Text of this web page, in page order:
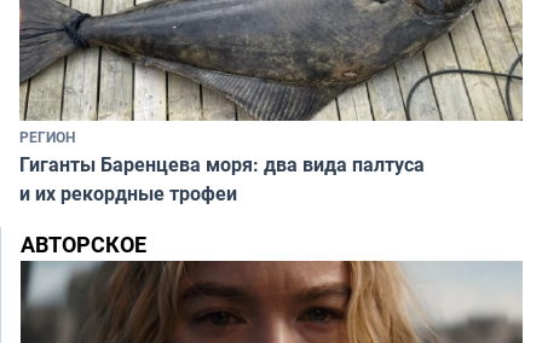
РЕГИОН
Гиганты Баренцева моря: два вида палтуса
и их рекордные трофеи
АВТОРСКОЕ